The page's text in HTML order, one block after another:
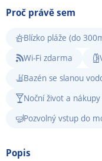
Proč právě sem
Blízko pláže (do
Wi-Fi zdarma
Bazén se slanou
Noční život a
Pozvolný vstup do
Popis